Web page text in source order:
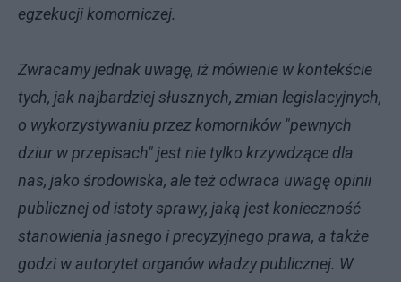
egzekucji komorniczej.
Zwracamy jednak uwagę, iż mówienie w kontekście
tych, jak najbardziej słusznych, zmian legislacyjnych,
o wykorzystywaniu przez komorników "pewnych
dziur w przepisach" jest nie tylko krzywdzące dla
nas, jako środowiska, ale też odwraca uwagę opinii
publicznej od istoty sprawy, jaką jest konieczność
stanowienia jasnego i precyzyjnego prawa, a także
godzi w autorytet organów władzy publicznej. W